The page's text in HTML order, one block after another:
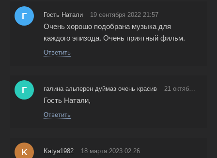
Г Гость Натали 19 сентября 2022 21:57
Очень хорошо подобрана музыка для
каждого эпизода. Очень приятный фильм.
Ответить
Г галина альперен дуймаз очень красив 21 октября 2022 07:40
Гость Натали,
Ответить
K Katya1982 18 марта 2023 02:26